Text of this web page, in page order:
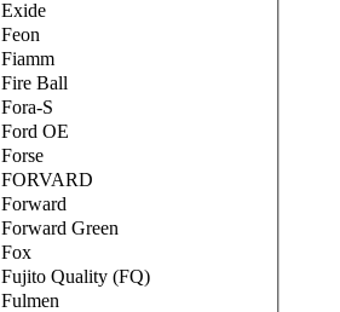
Exide
Feon
Fiamm
Fire Ball
Fora-S
Ford OE
Forse
FORVARD
Forward
Forward Green
Fox
Fujito Quality (FQ)
Fulmen